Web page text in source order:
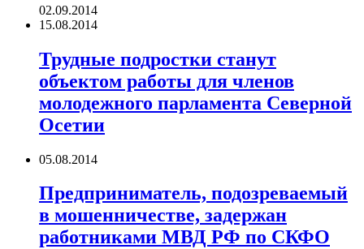
02.09.2014
15.08.2014
Трудные подростки станут
объектом работы для членов
молодежного парламента Северной
Осетии
05.08.2014
Предприниматель, подозреваемый
в мошенничестве, задержан
работниками МВД РФ по СКФО